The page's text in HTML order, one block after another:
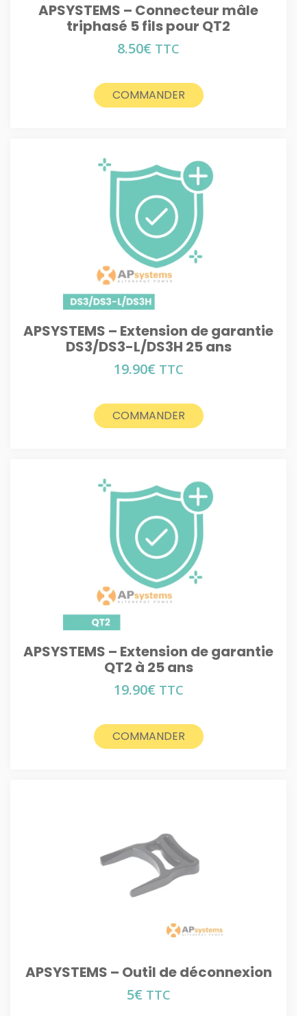
APSYSTEMS – Connecteur mâle
triphasé 5 fils pour QT2
8.50€ TTC
COMMANDER
APSYSTEMS – Extension de garantie
DS3/DS3-L/DS3H 25 ans
19.90€ TTC
COMMANDER
APSYSTEMS – Extension de garantie
QT2 à 25 ans
19.90€ TTC
COMMANDER
APSYSTEMS – Outil de déconnexion
5€ TTC